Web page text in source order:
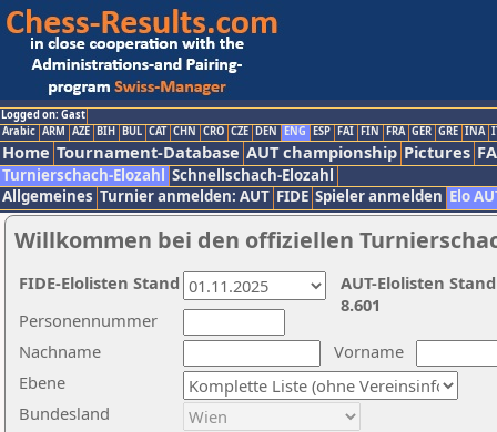
Logged on: Gast
Arabic ARM AZE BIH BUL CAT CHN CRO CZE DEN ENG ESP FAI FIN FRA GER GRE INA
Home Tournament-Database AUT championship Pictures
Turnierschach-Elozahl Schnellschach-Elozahl
Allgemeines Turnier anmelden: AUT FIDE Spieler anmelden Elo
Willkommen bei den offiziellen
Nachname
Vorname
Ebene
Personennummer
Bundesland
AUT-Elolisten
8.601
FIDE-Elolisten Stand